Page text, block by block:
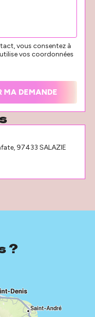
vous consentez à
vos coordonnées
97433 SALAZIE
?